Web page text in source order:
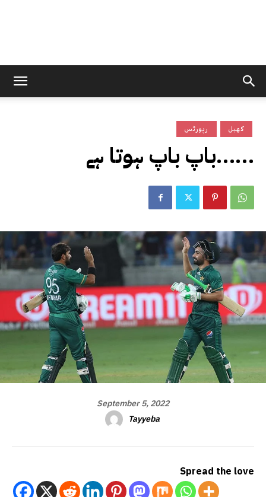
رپورٹس کھیل
باپ باپ ہوتا ہے……
September 5, 2022
Tayyeba
Spread the love